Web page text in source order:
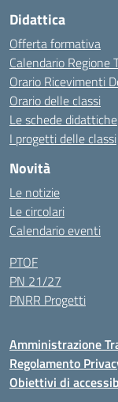
Didattica
Offerta formativa
Calendario Regione
Orario Ricevimenti
Orario delle classi
Le schede didattiche
I progetti delle classi
Novità
Le notizie
Le circolari
Calendario eventi
PTOF
PN 21/27
PNRR Progetti
Amministrazione
Regolamento
Obiettivi di